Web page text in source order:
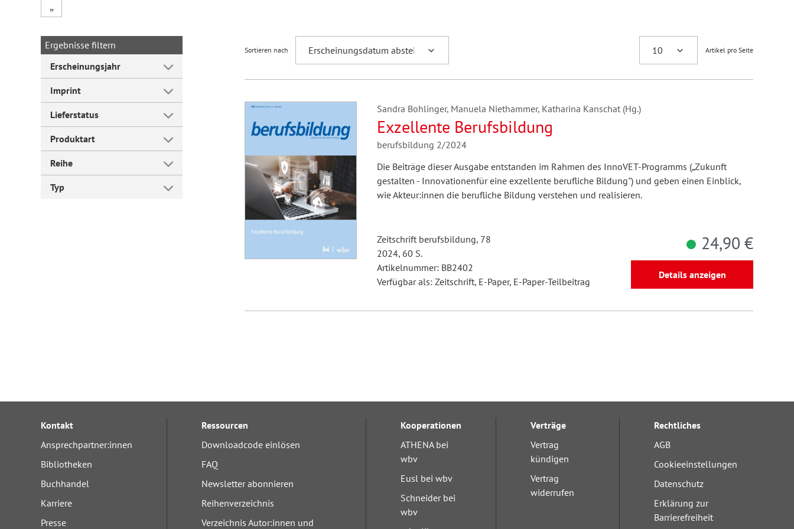
Forum Arbeitslehre
„
Ergebnisse filtern
Erscheinungsjahr
Imprint
Lieferstatus
Produktart
Reihe
Typ
Sortieren nach Artikel pro Seite
Sandra Bohlinger, Manuela Niethammer, Katharina Kanschat (Hg.)
Exzellente Berufsbildung
berufsbildung 2/2024
Die Beiträge dieser Ausgabe entstanden im Rahmen des InnoVET-Programms („Zukunft
gestalten - Innovationenfür eine exzellente berufliche Bildung") und geben einen Einblick,
wie Akteur:innen die berufliche Bildung verstehen und realisieren.
Zeitschrift berufsbildung, 78
2024, 60 S.
Artikelnummer: BB2402
Verfügbar als: Zeitschrift, E-Paper, E-Paper-Teilbeitrag
24,90 €
Details anzeigen
Kontakt
Ansprechpartner:innen
Bibliotheken
Buchhandel
Karriere
Presse
Ressourcen
Downloadcode einlösen
FAQ
Newsletter abonnieren
Reihenverzeichnis
Verzeichnis Autor:innen und
Kooperationen
ATHENA bei
wbv
Eusl bei wbv
Schneider bei
wbv
Verträge
Vertrag
kündigen
Vertrag
widerrufen
Rechtliches
AGB
Cookieeinstellungen
Datenschutz
Erklärung zur
Barrierefreiheit